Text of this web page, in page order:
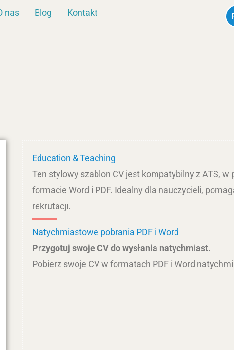
nas Blog Kontakt
Education & Teaching
Ten stylowy szablon CV jest kompatybilny z ATS, w
formacie Word i PDF. Idealny dla nauczycieli,
rekrutacji.
Natychmiastowe pobrania PDF i Word
Przygotuj swoje CV do wysłania natychmiast.
Pobierz swoje CV w formatach PDF i Word